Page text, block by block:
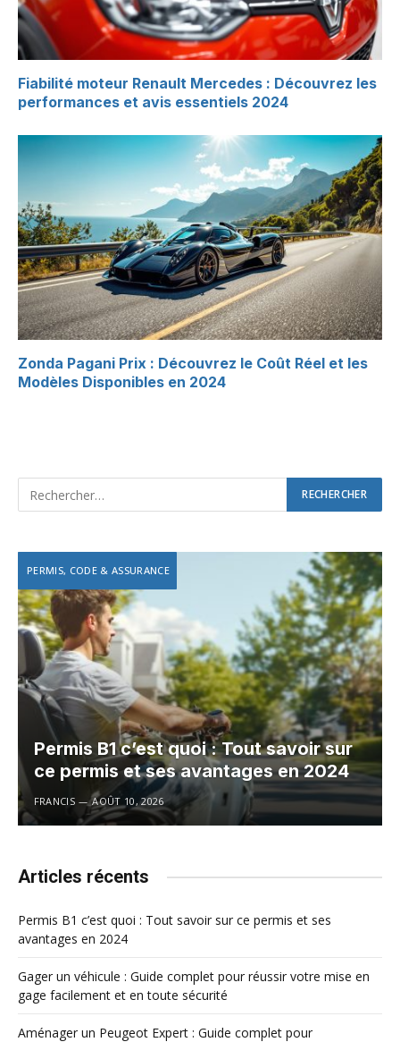
Fiabilité moteur Renault Mercedes : Découvrez les
performances et avis essentiels 2024
Zonda Pagani Prix : Découvrez le Coût Réel et les
Modèles Disponibles en 2024
PERMIS, CODE & ASSURANCE
Permis B1 c’est quoi : Tout savoir sur
ce permis et ses avantages en 2024
FRANCIS AOÛT 10, 2026
Articles récents
Permis B1 c’est quoi : Tout savoir sur ce permis et ses
avantages en 2024
Gager un véhicule : Guide complet pour réussir votre mise en
gage facilement et en toute sécurité
Aménager un Peugeot Expert : Guide complet pour